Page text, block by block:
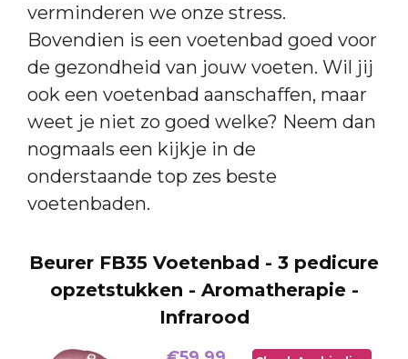
verminderen we onze stress.
Bovendien is een voetenbad goed voor
de gezondheid van jouw voeten. Wil jij
ook een voetenbad aanschaffen, maar
weet je niet zo goed welke? Neem dan
nogmaals een kijkje in de
onderstaande top zes beste
voetenbaden.
Beurer FB35 Voetenbad - 3 pedicure
opzetstukken - Aromatherapie -
Infrarood